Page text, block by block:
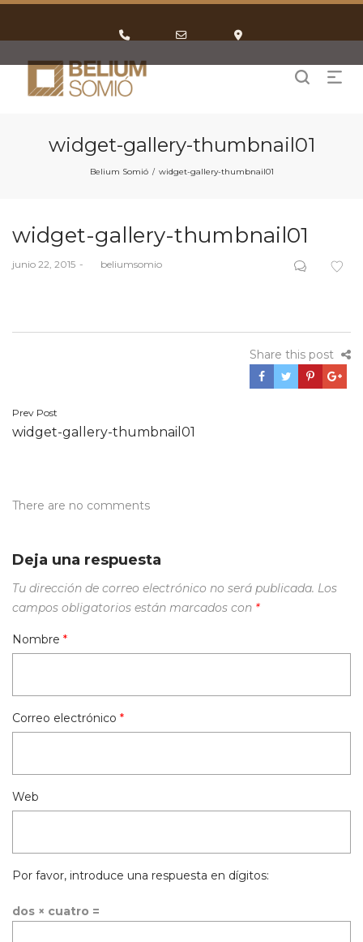
widget-gallery-thumbnail01
Belium Somió / widget-gallery-thumbnail01
widget-gallery-thumbnail01
Posted
junio 22, 2015 beliumsomio
Share this post
Navegación
de
Prev Post
widget-gallery-thumbnail01
There are no comments
Deja una respuesta
Tu dirección de correo electrónico no será publicada. Los
campos obligatorios están marcados con *
Nombre *
Correo electrónico *
Web
Por favor, introduce una respuesta en dígitos:
dos × cuatro =
for
calling